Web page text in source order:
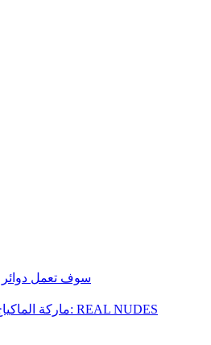
سوف تعمل دوائر
ماركة الماكياج الراقية والمهنية بوبي براون تعرض المجموعة الجديدة: REAL NUDES